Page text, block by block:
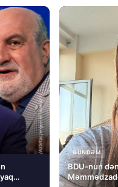
GÜNDƏM
BDU-nun